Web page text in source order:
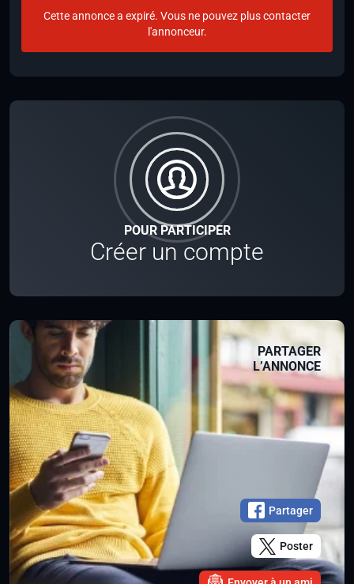
POUR PARTICIPER
Créer un compte
PARTAGER
L’ANNONCE
Partager
Poster
Cette annonce a expiré. Vous ne pouvez plus contacter
l'annonceur.